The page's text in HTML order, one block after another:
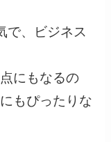
で、ビジネス
にもなるの
もぴったりな